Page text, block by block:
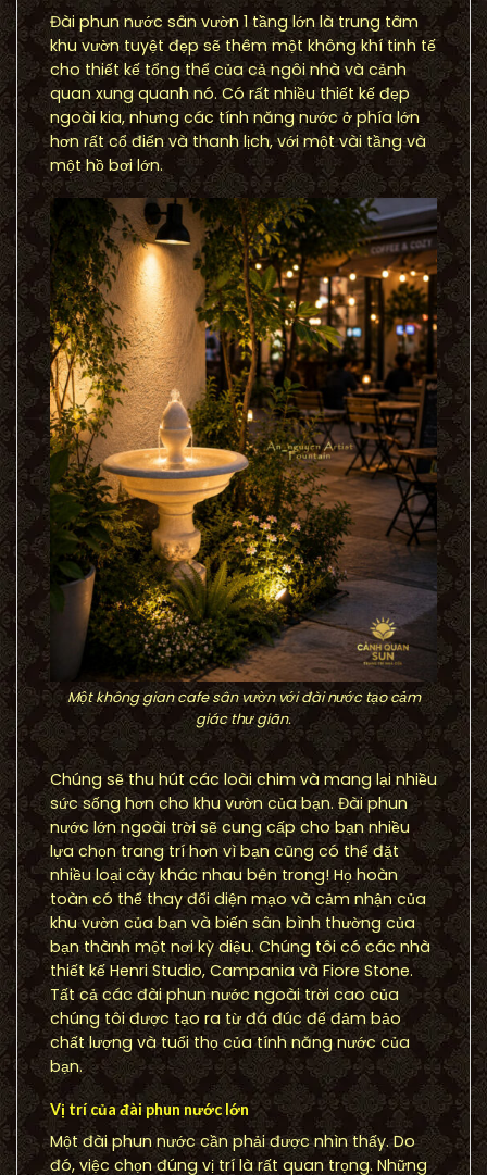
Đài phun nước sân vườn 1 tầng lớn là trung tâm
khu vườn tuyệt đẹp sẽ thêm một không khí tinh tế
cho thiết kế tổng thể của cả ngôi nhà và cảnh
quan xung quanh nó. Có rất nhiều thiết kế đẹp
ngoài kia, nhưng các tính năng nước ở phía lớn
hơn rất cổ điển và thanh lịch, với một vài tầng và
một hồ bơi lớn.
Một không gian cafe sân vườn với đài nước tạo cảm
giác thư giãn.
Chúng sẽ thu hút các loài chim và mang lại nhiều
sức sống hơn cho khu vườn của bạn. Đài phun
nước lớn ngoài trời sẽ cung cấp cho bạn nhiều
lựa chọn trang trí hơn vì bạn cũng có thể đặt
nhiều loại cây khác nhau bên trong! Họ hoàn
toàn có thể thay đổi diện mạo và cảm nhận của
khu vườn của bạn và biến sân bình thường của
bạn thành một nơi kỳ diệu. Chúng tôi có các nhà
thiết kế Henri Studio, Campania và Fiore Stone.
Tất cả các đài phun nước ngoài trời cao của
chúng tôi được tạo ra từ đá đúc để đảm bảo
chất lượng và tuổi thọ của tính năng nước của
bạn.
Vị trí của đài phun nước lớn
Một đài phun nước cần phải được nhìn thấy. Do
đó, việc chọn đúng vị trí là rất quan trọng. Những